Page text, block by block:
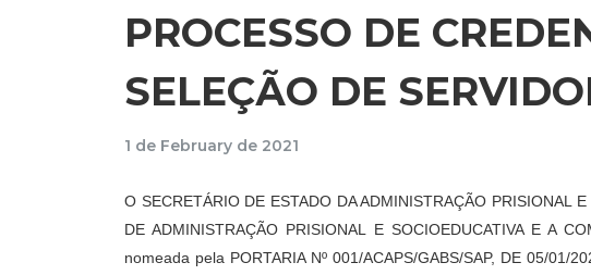
PROCESSO DE
SELEÇÃO DE
1 de February de 2021
O SECRETÁRIO DE ESTADO DA ADMINISTRAÇÃO PRISIONAL
DE ADMINISTRAÇÃO PRISIONAL E SOCIOEDUCATIVA E A
nomeada pela PORTARIA Nº 001/ACAPS/GABS/SAP, DE 05/01/